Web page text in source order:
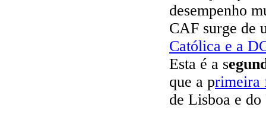
desempenho
CAF surge de
Católica e a
Esta é a s
que a primeira
de Lisboa e do